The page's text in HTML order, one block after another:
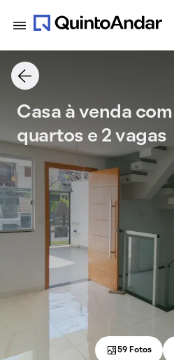
Casa à venda com
quartos e 2 vagas
59 Fotos